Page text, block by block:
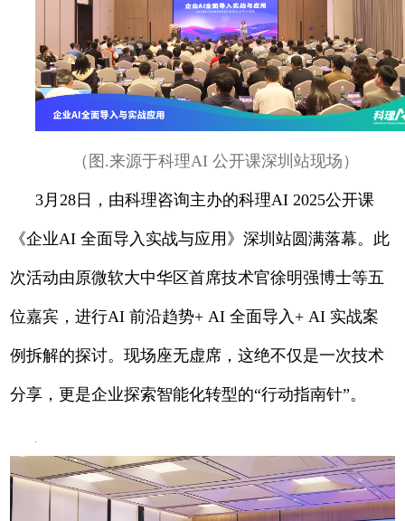
（图.来源于科理AI 公开课深圳站现场）
3月28日，由科理咨询主办的科理AI 2025公开课
《企业AI 全面导入实战与应用》深圳站圆满落幕。此
次活动由原微软大中华区首席技术官徐明强博士等五
位嘉宾，进行AI 前沿趋势+ AI 全面导入+ AI 实战案
例拆解的探讨。现场座无虚席，这绝不仅是一次技术
分享，更是企业探索智能化转型的“行动指南针”。